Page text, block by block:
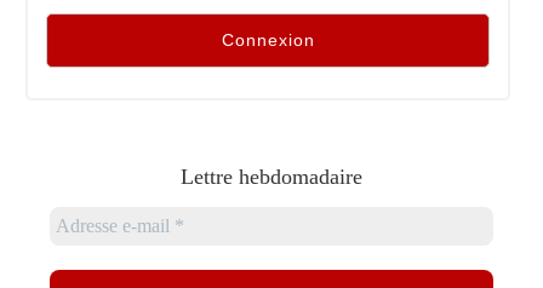
Lettre hebdomadaire